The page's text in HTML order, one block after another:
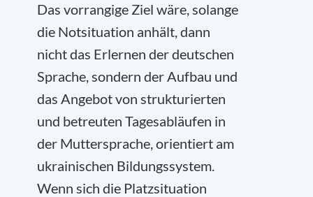
Das vorrangige Ziel wäre, solange
die Notsituation anhält, dann
nicht das Erlernen der deutschen
Sprache, sondern der Aufbau und
das Angebot von strukturierten
und betreuten Tagesabläufen in
der Muttersprache, orientiert am
ukrainischen Bildungssystem.
Wenn sich die Platzsituation